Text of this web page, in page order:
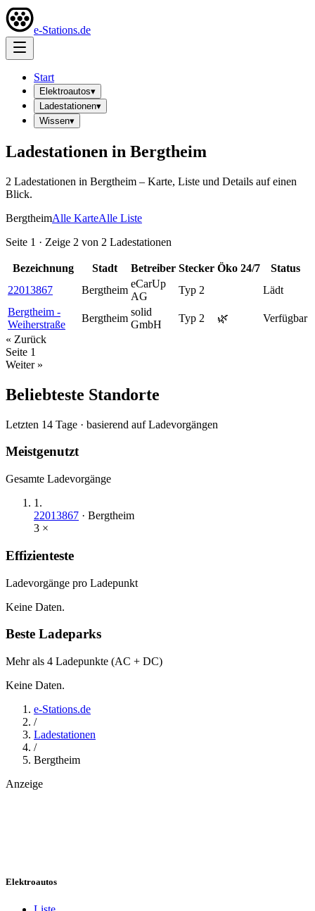
e-Stations.de
Start
Elektroautos▾
Ladestationen▾
Wissen▾
Ladestationen in Bergtheim
2 Ladestationen in Bergtheim – Karte, Liste und Details auf einen
Blick.
BergtheimAlle KarteAlle Liste
Seite 1 · Zeige 2 von 2 Ladestationen
Bezeichnung Stadt Betreiber Stecker Öko 24/7
Status
22013867
Bergtheim
eCarUp
AG
Typ 2
Lädt
Bergtheim -
Weiherstraße
Bergtheim
solid
GmbH
Typ 2 🌿
Verfügbar
« Zurück
Seite 1
Weiter »
Beliebteste Standorte
Letzten 14 Tage · basierend auf Ladevorgängen
Meistgenutzt
Gesamte Ladevorgänge
1 .
22013867 · Bergtheim
3 ×
Effizienteste
Ladevorgänge pro Ladepunkt
Keine Daten.
Beste Ladeparks
Mehr als 4 Ladepunkte (AC + DC)
Keine Daten.
e-Stations.de
/
Ladestationen
/
Bergtheim
Anzeige
Elektroautos